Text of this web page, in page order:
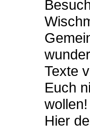
Texte
Euch
wollen!
Hier